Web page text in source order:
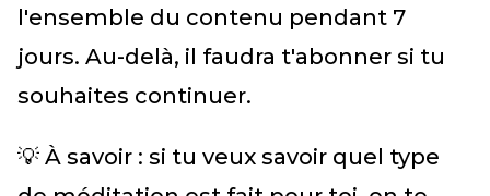
l'ensemble du contenu pendant 7
jours. Au-delà, il faudra t'abonner si tu
souhaites continuer.
💡 À savoir : si tu veux savoir quel type